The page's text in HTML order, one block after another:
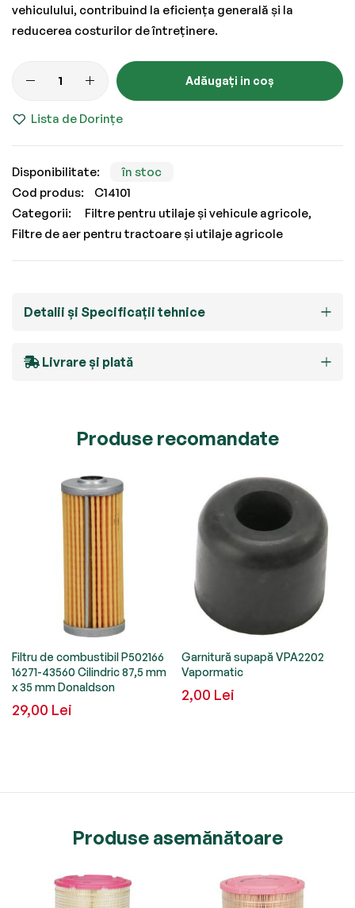
vehiculului, contribuind la eficiența generală și la
reducerea costurilor de întreținere.
Adăugați in coș
Lista de Dorințe
în stoc
Cod produs
C14101
Categorii:
Filtre pentru utilaje și vehicule agricole
Filtre de aer pentru tractoare și utilaje agricole
Detalii și Specificații tehnice
Livrare și plată
Produse recomandate
Filtru de combustibil P502166
16271-43560 Cilindric 87,5 mm
x 35 mm Donaldson
29,00 Lei
Garnitură supapă VPA2202
Vapormatic
2,00 Lei
Produse asemănătoare